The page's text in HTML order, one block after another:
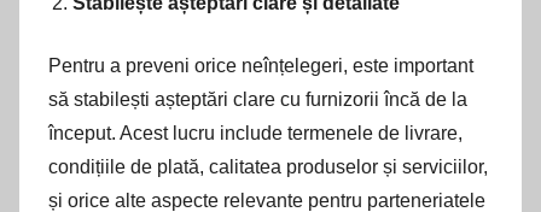
Pentru a preveni orice neînțelegeri, este important
să stabilești așteptări clare cu furnizorii încă de la
început. Acest lucru include termenele de livrare,
condițiile de plată, calitatea produselor și serviciilor,
și orice alte aspecte relevante pentru parteneriatele